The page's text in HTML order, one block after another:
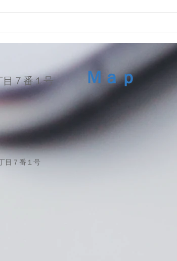
交換修理
７番１号 Ｍａｐ
目７番１号